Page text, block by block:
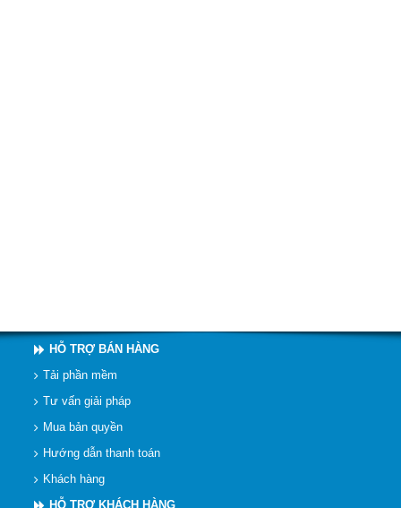
HỖ TRỢ BÁN HÀNG
Tải phần mềm
Tư vấn giải pháp
Mua bản quyền
Hướng dẫn thanh toán
Khách hàng
HỖ TRỢ KHÁCH HÀNG